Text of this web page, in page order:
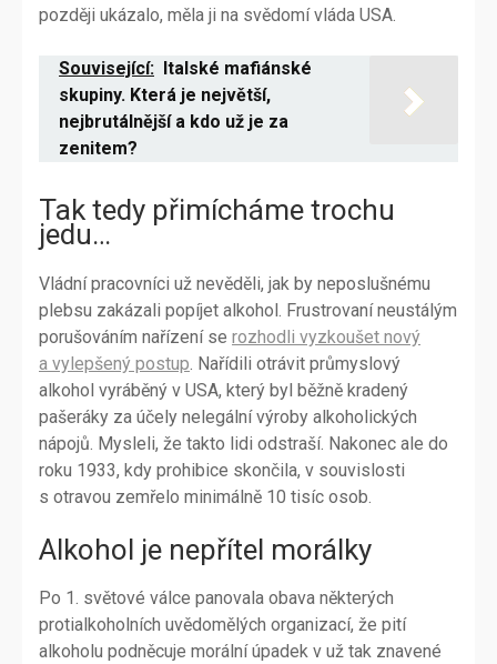
později ukázalo, měla ji na svědomí vláda USA.
Související: Italské mafiánské
skupiny. Která je největší,
nejbrutálnější a kdo už je za
zenitem?
Tak tedy přimícháme trochu
jedu…
Vládní pracovníci už nevěděli, jak by neposlušnému
plebsu zakázali popíjet alkohol. Frustrovaní neustálým
porušováním nařízení se rozhodli vyzkoušet nový
a vylepšený postup . Nařídili otrávit průmyslový
alkohol vyráběný v USA, který byl běžně kradený
pašeráky za účely nelegální výroby alkoholických
nápojů. Mysleli, že takto lidi odstraší. Nakonec ale do
roku 1933, kdy prohibice skončila, v souvislosti
s otravou zemřelo minimálně 10 tisíc osob.
Alkohol je nepřítel morálky
Po 1. světové válce panovala obava některých
protialkoholních uvědomělých organizací, že pití
alkoholu podněcuje morální úpadek v už tak znavené